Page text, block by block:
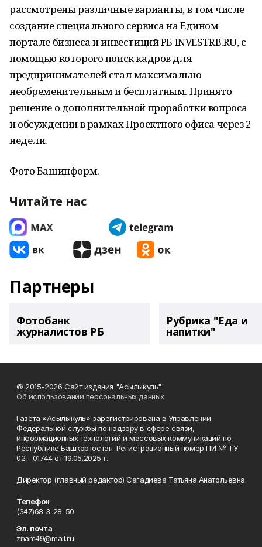
рассмотрены различные варианты, в том числе
создание специального сервиса на Едином
портале бизнеса и инвестиций РБ INVESTRB.RU, с
помощью которого поиск кадров для
предпринимателей стал максимально
необременительным и бесплатным. Принято
решение о дополнительной проработки вопроса
и обсуждении в рамках Проектного офиса через 2
недели.
Фото Башинформ.
Читайте нас
Партнеры
Фотобанк
журналистов РБ
Рубрика "Еда и
напитки"
© 2015-2026 Сайт издания "Асылыкуль"
Об использовании персональных данных
Газета «Асылыкуль» зарегистрирована в Управлении
Федеральной службы по надзору в сфере связи,
информационных технологий и массовых коммуникаций по
Республике Башкортостан. Регистрационный номер ПИ № ТУ
02 - 01744 от 19.05.2025 г.
Директор (главный редактор) Сагадиева Татьяна Анатольевна
Телефон
(347)68 3-28-50
Эл. почта
znam49@mail.ru